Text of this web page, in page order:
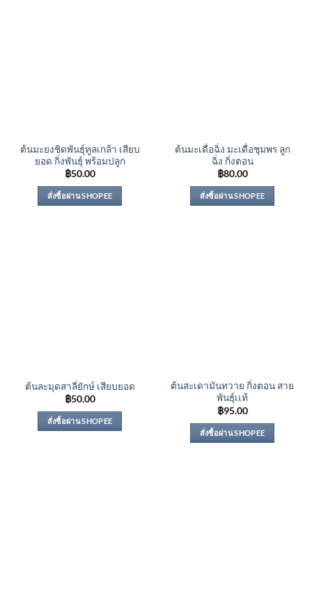
ต้นมะยงชิดพันธุ์ทูลเกล้า เสียบ
ยอด กิ่งพันธุ์ พร้อมปลูก
฿50.00
สั่งซื้อผ่าน SHOPEE
ต้นมะเดื่อฉิ่ง มะเดื่อชุมพร ลูก
ฉิ่ง กิ่งตอน
฿80.00
สั่งซื้อผ่าน SHOPEE
ต้นละมุดสาลี่ยักษ์ เสียบยอด
฿50.00
สั่งซื้อผ่าน SHOPEE
ต้นสะเดามันทวาย กิ่งตอน สาย
พันธุ์เเท้
฿95.00
สั่งซื้อผ่าน SHOPEE